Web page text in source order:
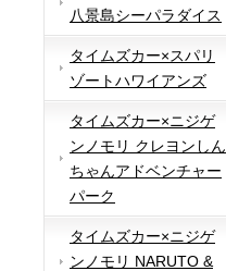
八景島シーパラダイス
タイムズカー×スパリ
ゾートハワイアンズ
タイムズカー×ニジゲ
ンノモリ クレヨンしん
ちゃんアドベンチャー
パーク
タイムズカー×ニジゲ
ンノモリ NARUTO &